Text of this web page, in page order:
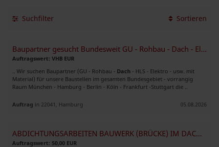
Suchfilter Sortieren
Baupartner gesucht Bundesweit GU - Rohbau - Dach - Elektro - HLS
Auftragswert: VHB EUR
.. Wir suchen Baupartner (GU - Rohbau - Dach - HLS - Elektro - usw. mit
Material) für unsere Baustellen im gesamten Bundesgebiet - vorrangig
Raum München - Hamburg - Berlin - Köln - Frankfurt -Stuttgart die ..
Auftrag in 22041, Hamburg 05.08.2026
ABDICHTUNGSARBEITEN BAUWERK (BRÜCKE) IM DACHBEREICH - BITUMEN
Auftragswert: 50,00 EUR